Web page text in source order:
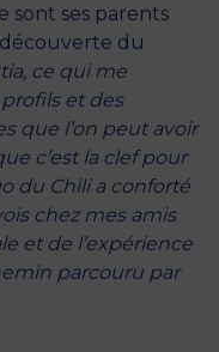
sont ses parents
du
ce qui me
profils et des
que l’on peut avoir
c’est la clef pour
du Chili a conforté
chez mes amis
et de l’expérience
parcouru par